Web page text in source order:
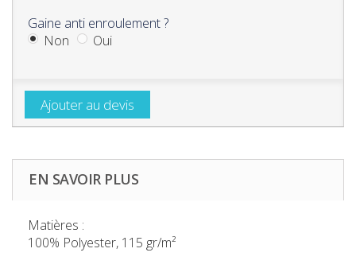
Gaine anti enroulement ?
Non
Oui
Ajouter au devis
EN SAVOIR PLUS
Matières :
100% Polyester, 115 gr/m²